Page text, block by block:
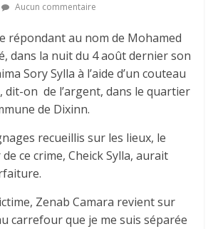
Aucun commentaire
répondant au nom de Mohamed
dans la nuit du 4 août dernier son
Sory Sylla à l’aide d’un couteau
dit-on de l’argent, dans le quartier
de Dixinn.
recueillis sur les lieux, le
ce crime, Cheick Sylla, aurait
Zenab Camara revient sur
carrefour que je me suis séparée